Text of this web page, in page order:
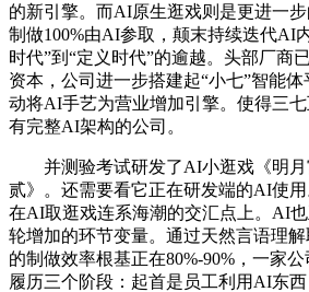
的新引擎。而AI原生逛戏则是更进一
制做100%由AI参取，颠末持续迭代AI
时代”到“定义时代”的逾越。头部厂商
资本，公司进一步搭建起“小七”智能
动将AI手艺为营业增加引擎。使得三
有完整AI架构的公司。
并测验考试研发了AI小逛戏《明月
贰》。还需要看它正在研发端的AI使
在AI取逛戏连系海潮的交汇点上。AI
轮增加的环节变量。通过天然言语理
的制做效率根基正在80%-90%，一家
履历三个阶段：起首是员工利用AI东